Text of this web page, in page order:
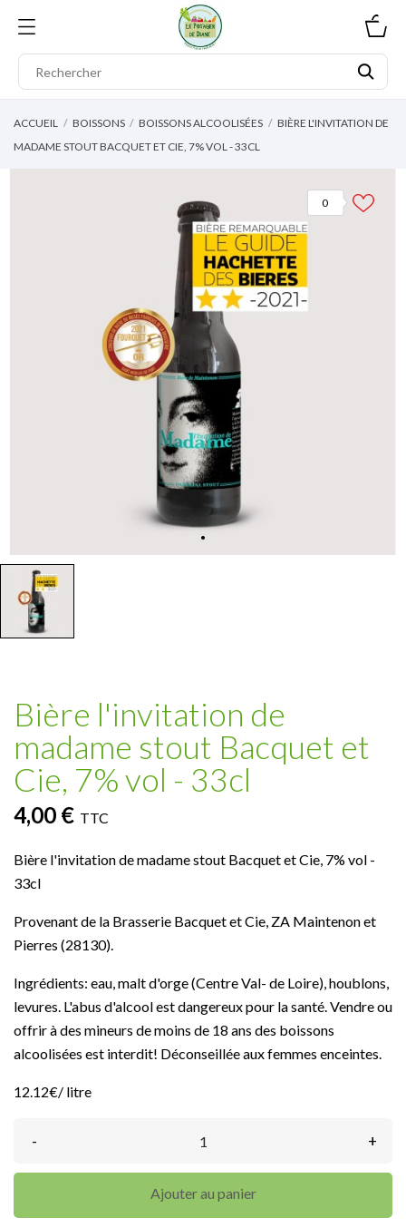
ACCUEIL BOISSONS BOISSONS ALCOOLISÉES
BIÈRE L'INVITATION DE
MADAME STOUT BACQUET ET CIE, 7% VOL - 33CL
0
Bière l'invitation de
madame stout Bacquet et
Cie, 7% vol - 33cl
4,00 € TTC
Bière l'invitation de madame stout Bacquet et Cie, 7% vol -
33cl
Provenant de la Brasserie Bacquet et Cie, ZA Maintenon et
Pierres (28130).
Ingrédients: eau, malt d'orge (Centre Val- de Loire), houblons,
levures. L'abus d'alcool est dangereux pour la santé. Vendre ou
offrir à des mineurs de moins de 18 ans des boissons
alcoolisées est interdit! Déconseillée aux femmes enceintes.
12.12€/ litre
- +
Ajouter au panier